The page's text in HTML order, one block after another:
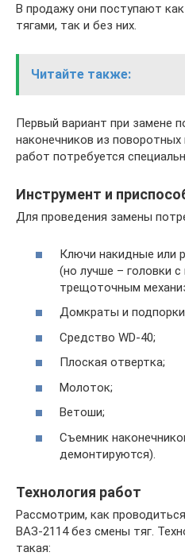
В продажу они поступают
тягами, так и без них.
Читайте также:
Первый вариант при замене
наконечников из поворотных
работ потребуется
Инструмент и
Для проведения замены
Ключи накидные или
(но лучше – головки
трещоточным
Домкраты и
Средство WD-40;
Плоская отвертка;
Молоток;
Ветоши;
Съемник
демонтируются).
Технология работ
Рассмотрим, как
ВАЗ-2114 без смены тяг.
такая: